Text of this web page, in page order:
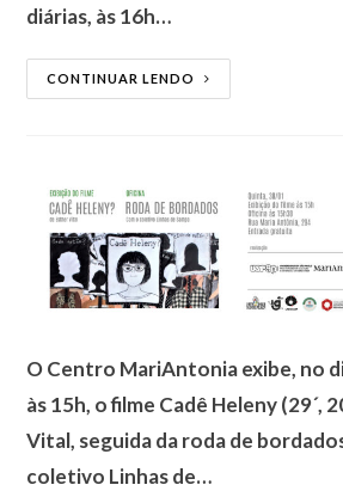
diárias, às 16h…
CONTINUAR LENDO
O Centro MariAntonia exibe, no
às 15h, o filme Cadê Heleny (29´,
Vital, seguida da roda de
coletivo Linhas de…